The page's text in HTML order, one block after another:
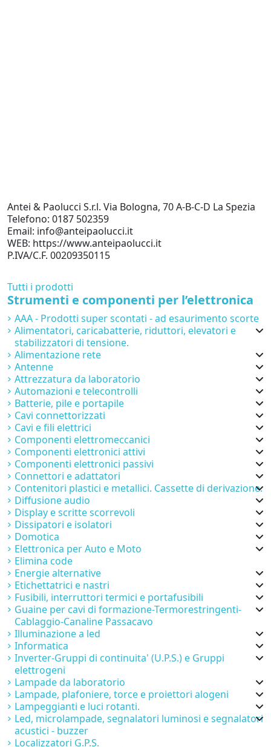
Antei & Paolucci S.r.l. Via Bologna, 70 A-B-C-D La Spezia
Telefono: 0187 502359
Email: info@anteipaolucci.it
WEB: https://www.anteipaolucci.it
P.IVA/C.F. 00209350115
Tutti i prodotti
Strumenti e componenti per l’elettronica
AAA - Prodotti super scontati - ad esaurimento scorte
Alimentatori, caricabatterie, riduttori, elevatori e
stabilizzatori di tensione.
Alimentazione rete
Antenne
Attrezzatura da laboratorio
Automazioni e telecontrolli
Batterie, pile e portapile
Cavi connettorizzati
Cavi e fili elettrici
Componenti elettromeccanici
Componenti elettronici attivi
Componenti elettronici passivi
Connettori e adattatori
Contenitori plastici e metallici. Cassette di derivazione.
Diffusione audio
Display e scritte scorrevoli
Dissipatori e isolatori
Domotica
Elettronica per Auto e Moto
Elimina code
Energie alternative
Etichettatrici e nastri
Fusibili, interruttori termici e portafusibili
Guaine per cavi di formazione-Termorestringenti-
Cablaggio-Canaline Passacavo
Illuminazione a led
Informatica
Inverter-Gruppi di continuita' (U.P.S.) e Gruppi
elettrogeni
Lampade da laboratorio
Lampade, plafoniere, torce e proiettori alogeni
Lampeggianti e luci rotanti.
Led, microlampade, segnalatori luminosi e segnalatori
acustici - buzzer
Localizzatori G.P.S.